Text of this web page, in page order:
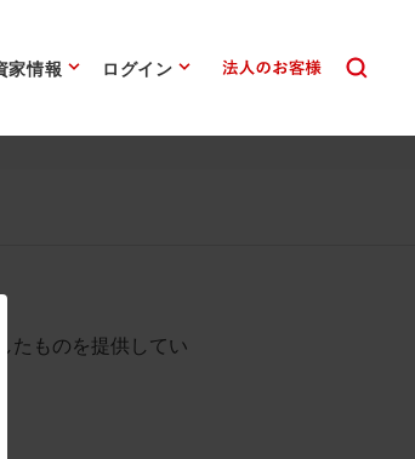
家情報 ログイン
たものを提供してい